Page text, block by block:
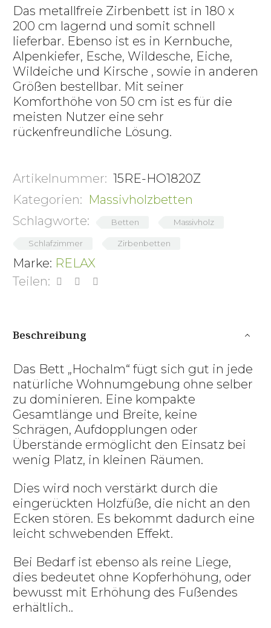
Das metallfreie Zirbenbett ist in 180 x
200 cm lagernd und somit schnell
lieferbar. Ebenso ist es in Kernbuche,
Alpenkiefer, Esche, Wildesche, Eiche,
Wildeiche und Kirsche , sowie in anderen
Größen bestellbar. Mit seiner
Komforthöhe von 50 cm ist es für die
meisten Nutzer eine sehr
rückenfreundliche Lösung.
Artikelnummer: 15RE-HO1820Z
Kategorien: Massivholzbetten
Schlagworte:
Betten Massivholz
Schlafzimmer Zirbenbetten
Marke: RELAX
Teilen:
Beschreibung
Das Bett „Hochalm“ fügt sich gut in jede
natürliche Wohnumgebung ohne selber
zu dominieren. Eine kompakte
Gesamtlänge und Breite, keine
Schrägen, Aufdopplungen oder
Überstände ermöglicht den Einsatz bei
wenig Platz, in kleinen Räumen.
Dies wird noch verstärkt durch die
eingerückten Holzfüße, die nicht an den
Ecken stören. Es bekommt dadurch eine
leicht schwebenden Effekt.
Bei Bedarf ist ebenso als reine Liege,
dies bedeutet ohne Kopferhöhung, oder
bewusst mit Erhöhung des Fußendes
erhältlich..